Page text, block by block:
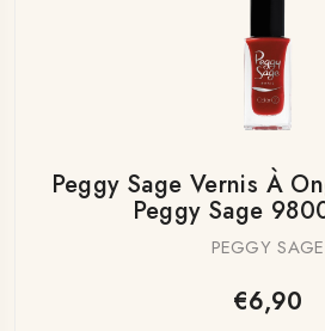
Peggy Sage Vernis À
Peggy Sage
PEGGY SAGE
€6,90